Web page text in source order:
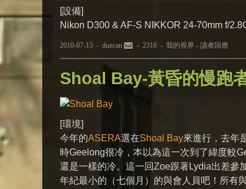
[設備]
Nikon D300 & AF-S NIKKOR 24-70mm f/
2010-07-13 - duncan - 2316 - 我的視界 - 讀者回應
Shoal Bay-黃昏的慢跑
[環境]
今年的ASERA選在Shoal Bay來進行，去年
時Geelong很冷，本以為這一次到了緯度較
還是一樣的冷。這一回Zoe跟著Lydia出差參
年紀最小的（七個月）的與會人員吧！所有